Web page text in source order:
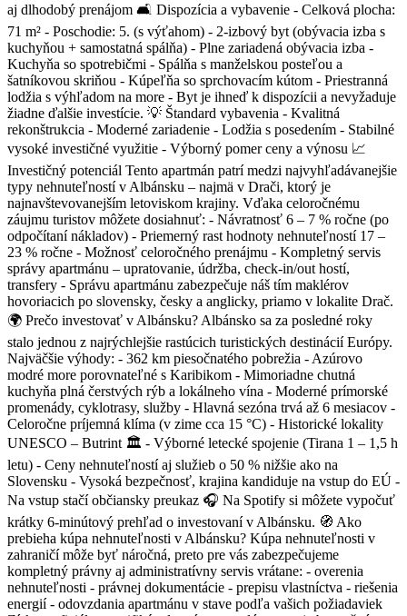
aj dlhodobý prenájom 🛋 Dispozícia a vybavenie - Celková plocha:
71 m² - Poschodie: 5. (s výťahom) - 2-izbový byt (obývacia izba s
kuchyňou + samostatná spálňa) - Plne zariadená obývacia izba -
Kuchyňa so spotrebičmi - Spálňa s manželskou posteľou a
šatníkovou skriňou - Kúpeľňa so sprchovacím kútom - Priestranná
lodžia s výhľadom na more - Byt je ihneď k dispozícii a nevyžaduje
žiadne ďalšie investície. 💡 Štandard vybavenia - Kvalitná
rekonštrukcia - Moderné zariadenie - Lodžia s posedením - Stabilné
vysoké investičné využitie - Výborný pomer ceny a výnosu 📈
Investičný potenciál Tento apartmán patrí medzi najvyhľadávanejšie
typy nehnuteľností v Albánsku – najmä v Drači, ktorý je
najnavštevovanejším letoviskom krajiny. Vďaka celoročnému
záujmu turistov môžete dosiahnuť: - Návratnosť 6 – 7 % ročne (po
odpočítaní nákladov) - Priemerný rast hodnoty nehnuteľností 17 –
23 % ročne - Možnosť celoročného prenájmu - Kompletný servis
správy apartmánu – upratovanie, údržba, check-in/out hostí,
transfery - Správu apartmánu zabezpečuje náš tím maklérov
hovoriacich po slovensky, česky a anglicky, priamo v lokalite Drač.
🌍 Prečo investovať v Albánsku? Albánsko sa za posledné roky
stalo jednou z najrýchlejšie rastúcich turistických destinácií Európy.
Najväčšie výhody: - 362 km piesočnatého pobrežia - Azúrovo
modré more porovnateľné s Karibikom - Mimoriadne chutná
kuchyňa plná čerstvých rýb a lokálneho vína - Moderné prímorské
promenády, cyklotrasy, služby - Hlavná sezóna trvá až 6 mesiacov -
Celoročne príjemná klíma (v zime cca 15 °C) - Historické lokality
UNESCO – Butrint 🏛️ - Výborné letecké spojenie (Tirana 1 – 1,5 h
letu) - Ceny nehnuteľností aj služieb o 50 % nižšie ako na
Slovensku - Vysoká bezpečnosť, krajina kandiduje na vstup do EÚ -
Na vstup stačí občiansky preukaz 🎧 Na Spotify si môžete vypočuť
krátky 6-minútový prehľad o investovaní v Albánsku. 🧭 Ako
prebieha kúpa nehnuteľnosti v Albánsku? Kúpa nehnuteľnosti v
zahraničí môže byť náročná, preto pre vás zabezpečujeme
kompletný právny aj administratívny servis vrátane: - overenia
nehnuteľnosti - právnej dokumentácie - prepisu vlastníctva - riešenia
energií - odovzdania apartmánu v stave podľa vašich požiadaviek